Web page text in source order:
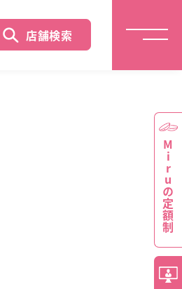
店舗検索
Miruの定額制